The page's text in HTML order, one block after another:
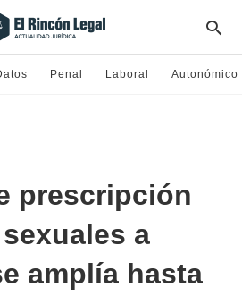
Penal Laboral Autonómico
prescripción
a
amplía hasta